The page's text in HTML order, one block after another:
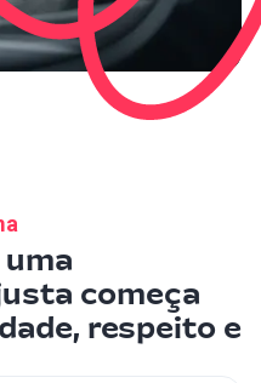
começa
respeito e